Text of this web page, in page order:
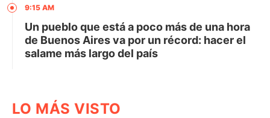
9:15 AM
Un pueblo que está a poco más de una hora
de Buenos Aires va por un récord: hacer el
salame más largo del país
LO MÁS VISTO